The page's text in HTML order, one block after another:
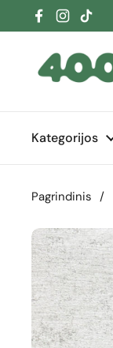
Pereiti prie turinio
Facebook
Kategorijos
Pagrindinis /